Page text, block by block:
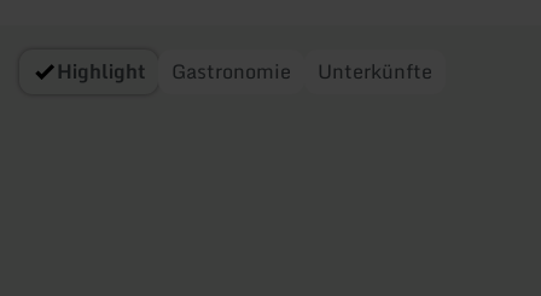
Highlight Gastronomie Unterkünfte